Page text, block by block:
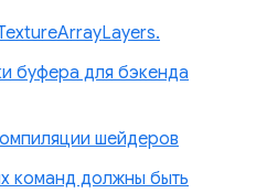
буфера для бэкенда
шейдеров
команд должны быть